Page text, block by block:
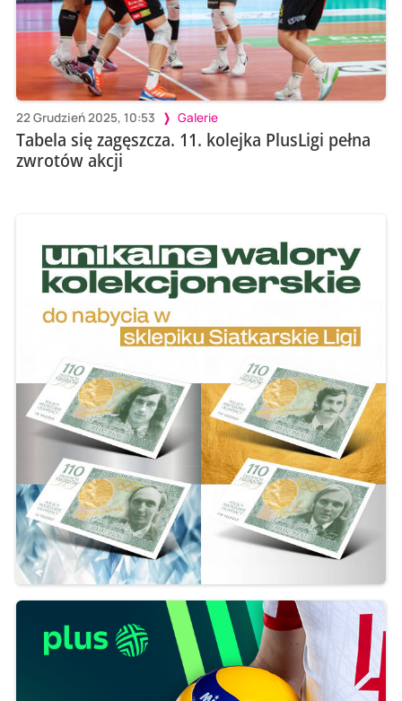
22 Grudzień 2025, 10:53 Galerie
Tabela się zagęszcza. 11. kolejka PlusLigi pełna
zwrotów akcji